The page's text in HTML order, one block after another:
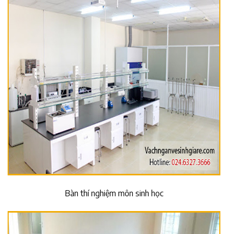
Bàn thí nghiệm môn sinh học